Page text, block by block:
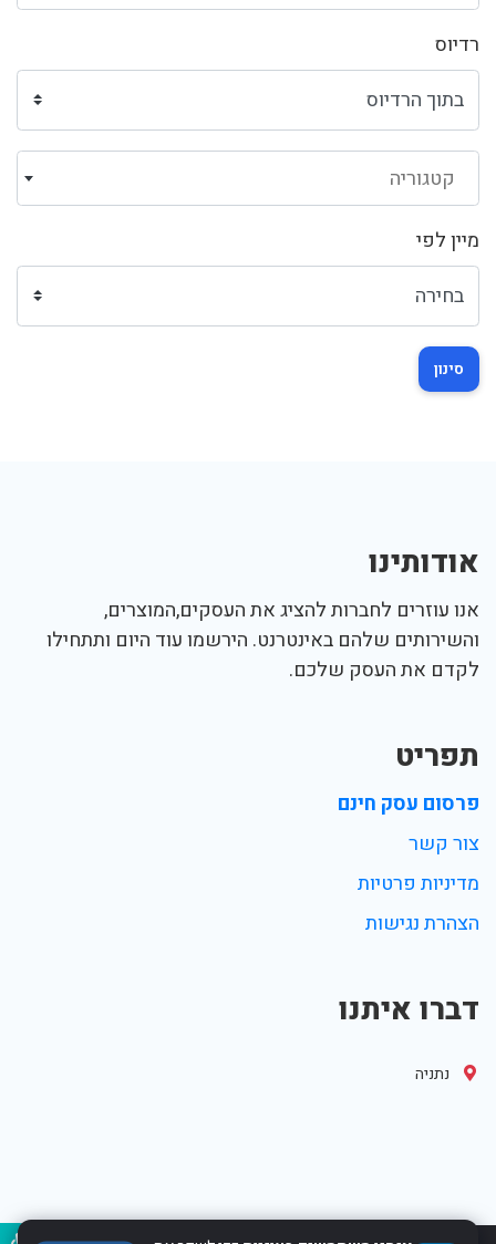
רדיוס
קטגוריה
מיין לפי
סינון
אודותינו
אנו עוזרים לחברות להציג את העסקים,המוצרים,
והשירותים שלהם באינטרנט. הירשמו עוד היום ותתחילו
לקדם את העסק שלכם.
תפריט
פרסום עסק חינם
צור קשר
מדיניות פרטיות
הצהרת נגישות
דברו איתנו
נתניה